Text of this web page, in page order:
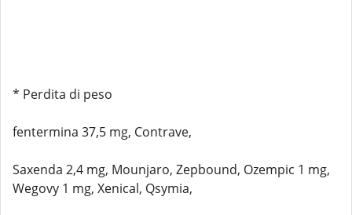
* Perdita di peso
fentermina 37,5 mg, Contrave,
Saxenda 2,4 mg, Mounjaro, Zepbound, Ozempic 1 mg,
Wegovy 1 mg, Xenical, Qsymia,